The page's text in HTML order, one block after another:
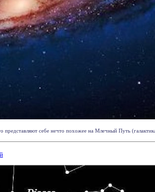
представляют себе нечто похожее на Млечный Путь